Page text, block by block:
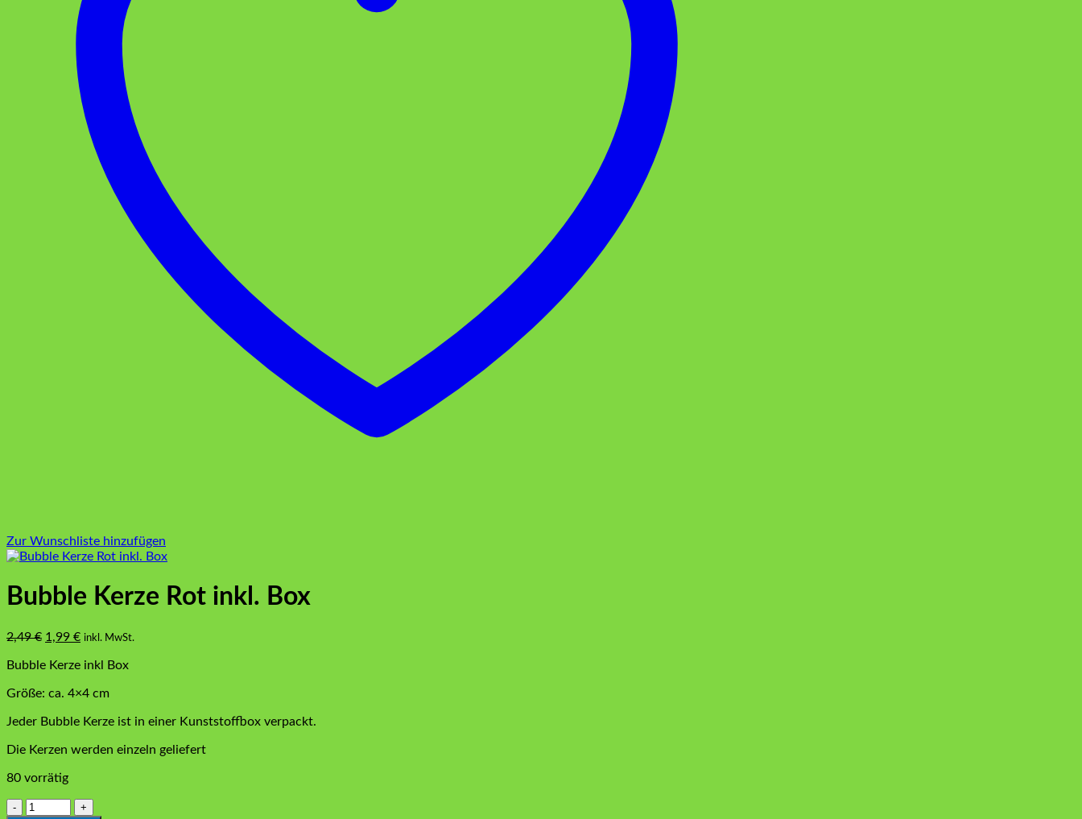
Zur Wunschliste hinzufügen
Bubble Kerze Rot inkl. Box
2,49€ Ursprünglicher
war:
1,99 €Aktueller
ist:
inkl. MwSt.
Bubble Kerze inkl Box
Größe: ca. 4×4 cm
Jeder Bubble Kerze ist in einer Kunststoffbox verpackt.
Die Kerzen werden einzeln geliefert
80 vorrätig
Bubble